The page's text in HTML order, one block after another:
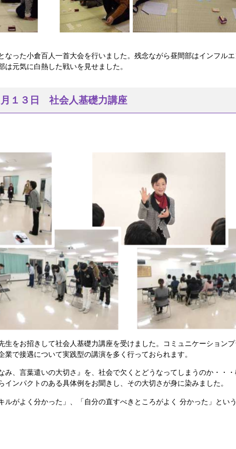
なった小倉百人一首大会を行いました。残念ながら昼間部はインフル
元気に白熱した戦いを見せました。
１３日 社会人基礎力講座
生をお招きして社会人基礎力講座を受けました。コミュニケーション
業で接遇について実践型の講演を多く行っておられます。
み、言葉遣いの大切さ』を、社会で欠くとどうなってしまうのか・・
インパクトのある具体例をお聞きし、その大切さが身に染みました。
ルがよく分かった」、「自分の直すべきところがよく 分かった」とい